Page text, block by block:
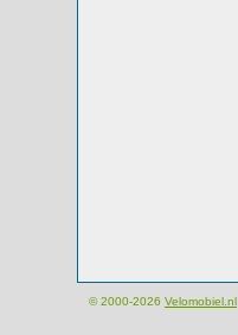
© 2000-2026 Velomobiel.nl